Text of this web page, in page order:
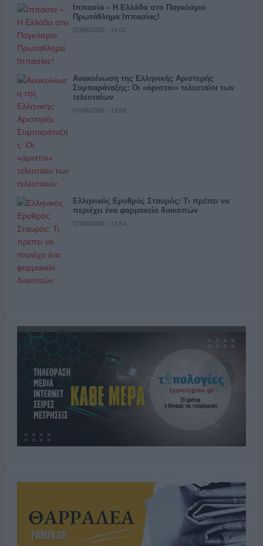
Ιππασία – Η Ελλάδα στο Παγκόσμιο
Πρωτάθλημα Ιππασίας!
07/08/2026 - 14:01
Ανακοίνωση της Ελληνικής Αριστερής
Συμπαράταξης: Οι «άριστοι» τελευταίοι των
τελευταίων
07/08/2026 - 13:58
Ελληνικός Ερυθρός Σταυρός: Τι πρέπει να
περιέχει ένα φαρμακείο διακοπών
07/08/2026 - 13:54